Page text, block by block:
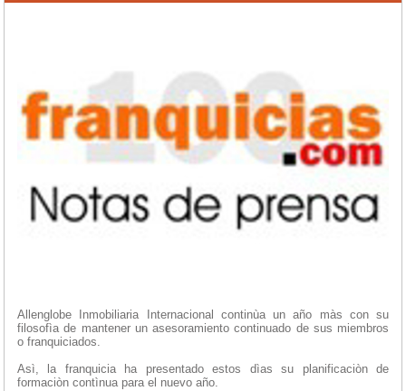
Allenglobe Inmobiliaria Internacional continùa un año màs con su
filosofìa de mantener un asesoramiento continuado de sus miembros
o franquiciados.
Asì, la franquicia ha presentado estos dìas su planificaciòn de
formaciòn contìnua para el nuevo año.